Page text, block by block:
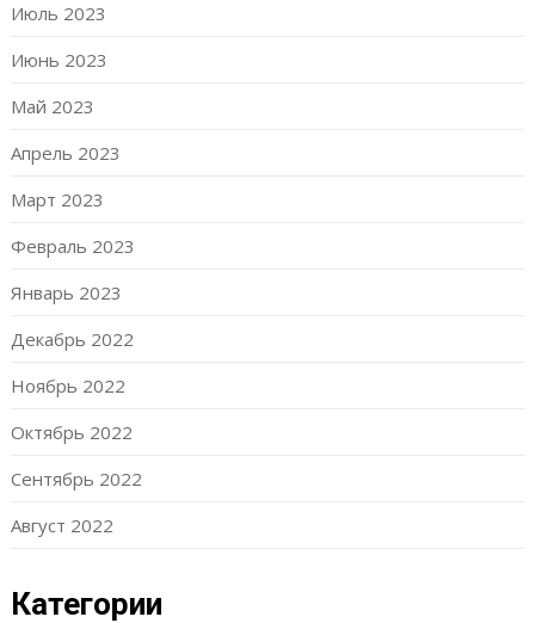
Июль 2023
Июнь 2023
Май 2023
Апрель 2023
Март 2023
Февраль 2023
Январь 2023
Декабрь 2022
Ноябрь 2022
Октябрь 2022
Сентябрь 2022
Август 2022
Категории